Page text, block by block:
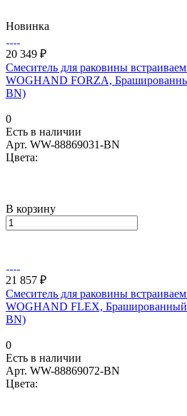
Новинка
20 349 ₽
Смеситель для раковины
WOGHAND FORZA,
BN)
0
Есть в наличии
Арт. WW-88869031-BN
Цвета:
В корзину
21 857 ₽
Смеситель для раковины
WOGHAND FLEX, Брашированный
BN)
0
Есть в наличии
Арт. WW-88869072-BN
Цвета: